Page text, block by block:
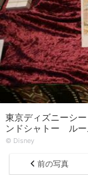
東京ディズニーシ
ンドシャトー ルー
© Disney
前の写真